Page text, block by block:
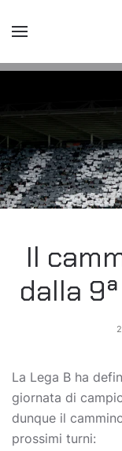
Il
dalla
La Lega B ha
giornata di
dunque il
prossimi turni: